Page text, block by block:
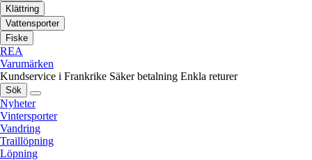
Klättring
Vattensporter
Fiske
REA
Varumärken
Kundservice i Frankrike Säker betalning Enkla returer
Sök
Nyheter
Vintersporter
Vandring
Traillöpning
Löpning